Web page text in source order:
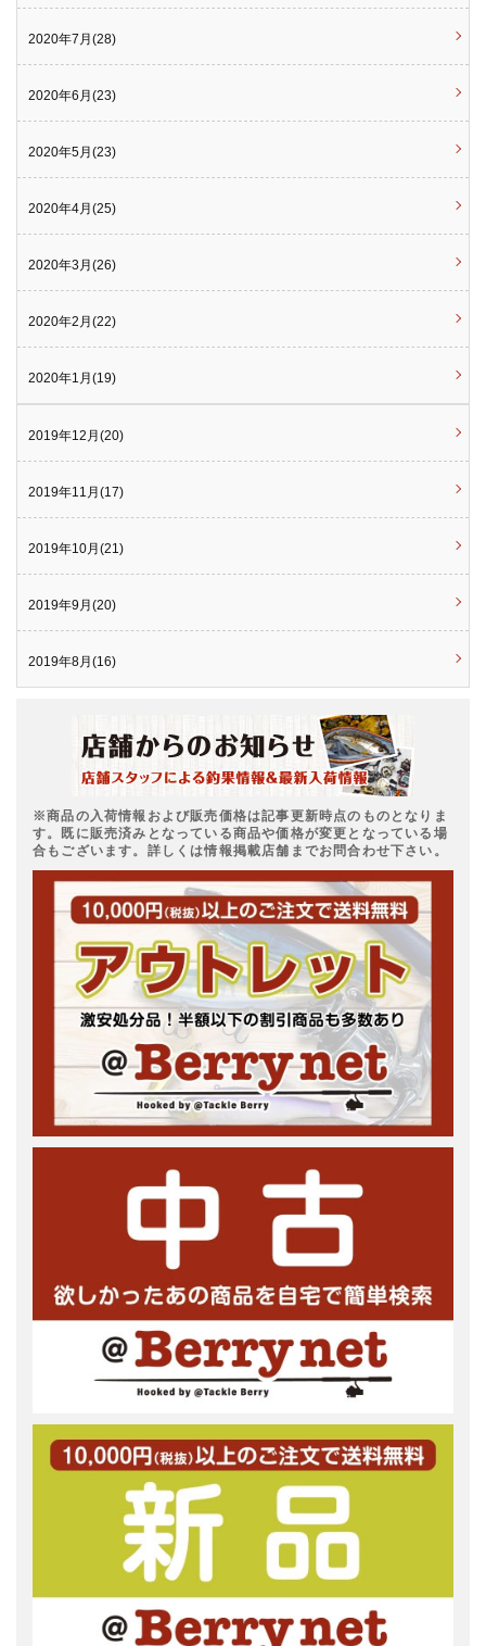
2020年7月(28)
2020年6月(23)
2020年5月(23)
2020年4月(25)
2020年3月(26)
2020年2月(22)
2020年1月(19)
2019年12月(20)
2019年11月(17)
2019年10月(21)
2019年9月(20)
2019年8月(16)
※商品の入荷情報および販売価格は記事更新時点のものとなりま
す。既に販売済みとなっている商品や価格が変更となっている場
合もございます。詳しくは情報掲載店舗までお問合わせ下さい。